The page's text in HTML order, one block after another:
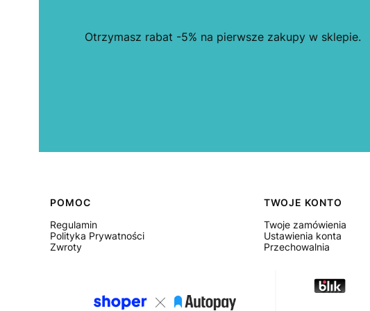
Otrzymasz rabat -5% na pierwsze zakupy w sklepie.
Linki w stopce
POMOC
Regulamin
Polityka Prywatności
Zwroty
TWOJE KONTO
Twoje zamówienia
Ustawienia konta
Przechowalnia